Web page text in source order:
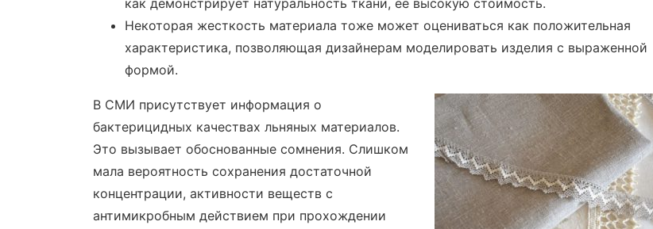
как демонстрирует натуральность ткани, ее высокую стоимость.
Некоторая жесткость материала тоже может оцениваться как положительная
характеристика, позволяющая дизайнерам моделировать изделия с выраженной
формой.
В СМИ присутствует информация о
бактерицидных качествах льняных материалов.
Это вызывает обоснованные сомнения. Слишком
мала вероятность сохранения достаточной
концентрации, активности веществ с
антимикробным действием при прохождении